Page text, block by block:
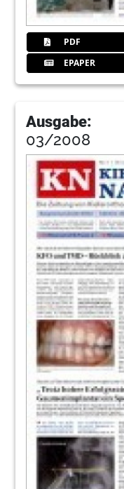
PDF
EPAPER
Ausgabe:
03/2008